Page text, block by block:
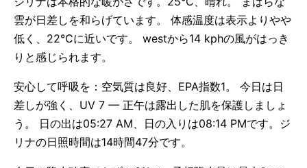
雲が日差しを和らげています。 体感温度は表示よりやや
低く、22°Cに近いです。 westから14 kphの風がはっき
りと感じられます。
安心して呼吸を：空気質は良好、EPA指数1。 今日は日
差しが強く、UV 7 — 正午は露出した肌を保護しましょ
う。 日の出は05:27 AM、日の入りは08:14 PMです。ジ
リナの日照時間は14時間47分です。